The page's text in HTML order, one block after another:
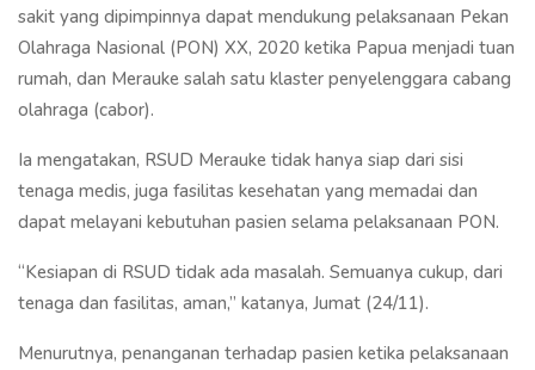
sakit yang dipimpinnya dapat mendukung pelaksanaan Pekan
Olahraga Nasional (PON) XX, 2020 ketika Papua menjadi tuan
rumah, dan Merauke salah satu klaster penyelenggara cabang
olahraga (cabor).
Ia mengatakan, RSUD Merauke tidak hanya siap dari sisi
tenaga medis, juga fasilitas kesehatan yang memadai dan
dapat melayani kebutuhan pasien selama pelaksanaan PON.
“Kesiapan di RSUD tidak ada masalah. Semuanya cukup, dari
tenaga dan fasilitas, aman,” katanya, Jumat (24/11).
Menurutnya, penanganan terhadap pasien ketika pelaksanaan